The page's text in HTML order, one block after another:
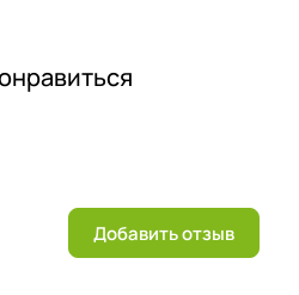
Добавить отзыв